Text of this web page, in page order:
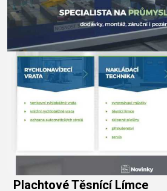
Plachtové Těsnící Límce